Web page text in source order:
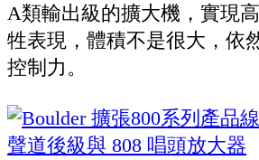
A類輸出級的擴大機，實現
牲表現，體積不是很大，依
控制力。